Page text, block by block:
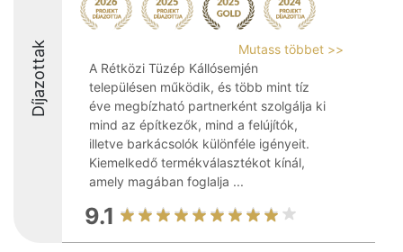
Díjazottak
Mutass többet >>
A Rétközi Tüzép Kállósemjén
településen működik, és több mint tíz
éve megbízható partnerként szolgálja ki
mind az építkezők, mind a felújítók,
illetve barkácsolók különféle igényeit.
Kiemelkedő termékválasztékot kínál,
amely magában foglalja ...
9.1